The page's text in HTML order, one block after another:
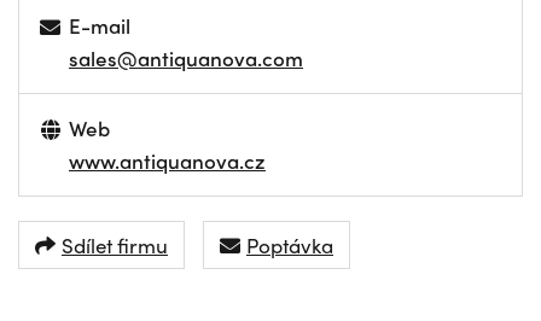
E-mail
sales@antiquanova.com
Web
www.antiquanova.cz
Sdílet firmu Poptávka